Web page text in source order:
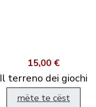
15,00 €
Il terreno dei giochi
mëte te cëst